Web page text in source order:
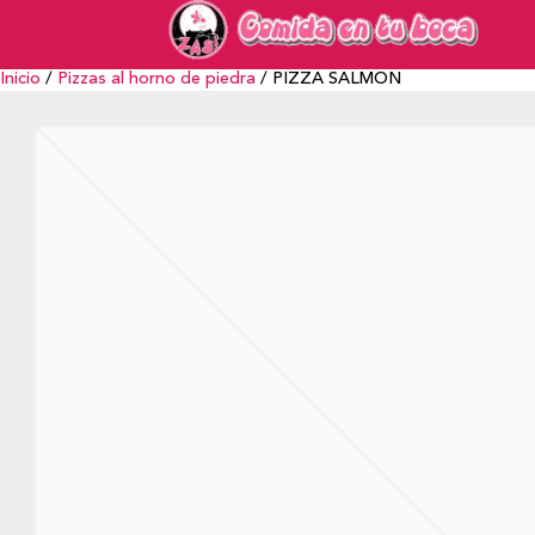
Inicio / Pizzas al horno de piedra / PIZZA SALMON